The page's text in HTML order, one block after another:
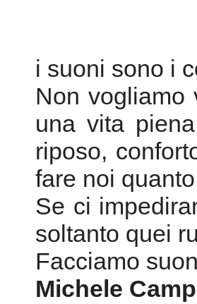
i suoni sono i
Non vogliamo
una vita
riposo,
fare noi
Se ci
soltanto quei
Facciamo
Michele